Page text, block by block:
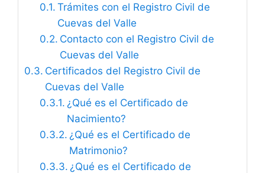
Trámites con el Registro Civil de
Cuevas del Valle
Contacto con el Registro Civil de
Cuevas del Valle
Certificados del Registro Civil de
Cuevas del Valle
¿Qué es el Certificado de
Nacimiento?
¿Qué es el Certificado de
Matrimonio?
¿Qué es el Certificado de